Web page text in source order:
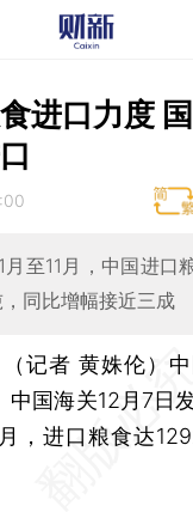
进口力度
至11月，中国进口
同比增幅接近三成
（记者 黄姝伦）
中国海关12月7日
，进口粮食达